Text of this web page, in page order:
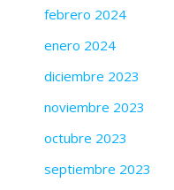
febrero 2024
enero 2024
diciembre 2023
noviembre 2023
octubre 2023
septiembre 2023